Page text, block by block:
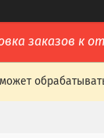
заказов к